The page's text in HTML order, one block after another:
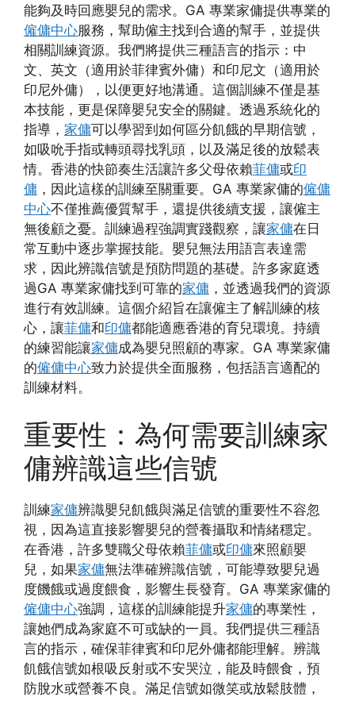
能夠及時回應嬰兒的需求。GA 專業家傭提供專業的
僱傭中心服務，幫助僱主找到合適的幫手，並提供
相關訓練資源。我們將提供三種語言的指示：中
文、英文（適用於菲律賓外傭）和印尼文（適用於
印尼外傭），以便更好地溝通。這個訓練不僅是基
本技能，更是保障嬰兒安全的關鍵。透過系統化的
指導， 家傭可以學習到如何區分飢餓的早期信號，
如吸吮手指或轉頭尋找乳頭，以及滿足後的放鬆表
情。香港的快節奏生活讓許多父母依賴菲傭或印
傭 ，因此這樣的訓練至關重要。GA 專業家傭的僱傭
中心不僅推薦優質幫手，還提供後續支援，讓僱主
無後顧之憂。訓練過程強調實踐觀察，讓家傭在日
常互動中逐步掌握技能。嬰兒無法用語言表達需
求，因此辨識信號是預防問題的基礎。許多家庭透
過GA 專業家傭找到可靠的家傭 ，並透過我們的資源
進行有效訓練。這個介紹旨在讓僱主了解訓練的核
心，讓菲傭和印傭都能適應香港的育兒環境。持續
的練習能讓家傭成為嬰兒照顧的專家。GA 專業家傭
的僱傭中心致力於提供全面服務，包括語言適配的
訓練材料。
重要性：為何需要訓練家
傭辨識這些信號
訓練家傭辨識嬰兒飢餓與滿足信號的重要性不容忽
視，因為這直接影響嬰兒的營養攝取和情緒穩定。
在香港，許多雙職父母依賴菲傭或印傭來照顧嬰
兒，如果家傭無法準確辨識信號，可能導致嬰兒過
度饑餓或過度餵食，影響生長發育。GA 專業家傭的
僱傭中心強調，這樣的訓練能提升家傭的專業性，
讓她們成為家庭不可或缺的一員。我們提供三種語
言的指示，確保菲律賓和印尼外傭都能理解。辨識
飢餓信號如根吸反射或不安哭泣，能及時餵食，預
防脫水或營養不良。滿足信號如微笑或放鬆肢體，